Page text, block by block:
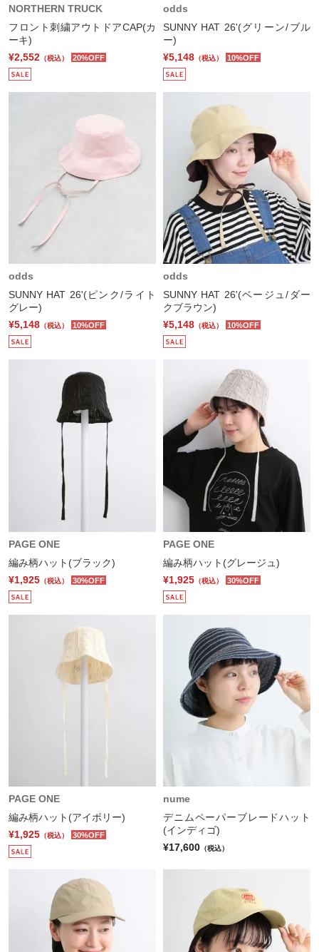
NORTHERN TRUCK
フロント刺繍アウトドアCAP(カ
ーキ)
¥2,552 （税込） 20%OFF
odds
SUNNY HAT 26'(グリーン/ブル
ー)
¥5,148 （税込） 10%OFF
odds
SUNNY HAT 26'(ピンク/ライト
グレー)
¥5,148 （税込） 10%OFF
odds
SUNNY HAT 26'(ベージュ/ダー
クブラウン)
¥5,148 （税込） 10%OFF
PAGE ONE
編み柄ハット(ブラック)
¥1,925 （税込） 30%OFF
PAGE ONE
編み柄ハット(グレージュ)
¥1,925 （税込） 30%OFF
PAGE ONE
編み柄ハット(アイボリー)
¥1,925 （税込） 30%OFF
nume
デニムペーパーブレードハット
(インディゴ)
¥17,600 （税込）